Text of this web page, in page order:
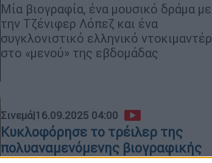
Μία βιογραφία, ένα μουσικό δράμα με
την Τζένιφερ Λόπεζ και ένα
συγκλονιστικό ελληνικό ντοκιμαντέρ
στο «μενού» της εβδομάδας
Σινεμά|16.09.2025 04:00
Κυκλοφόρησε το τρέιλερ της
πολυαναμενόμενης βιογραφικής